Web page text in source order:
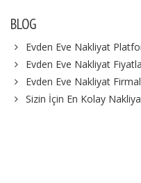
BLOG
Evden Eve Nakliyat
Evden Eve Nakliyat
Evden Eve Nakliyat
Sizin İçin En Kolay